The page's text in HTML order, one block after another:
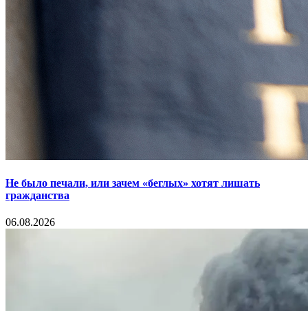
Не было печали, или зачем «беглых» хотят лишать
гражданства
06.08.2026